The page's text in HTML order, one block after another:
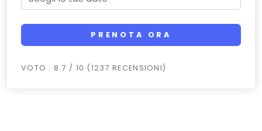
PRENOTA ORA
VOTO : 8.7 / 10 (1237 RECENSIONI)